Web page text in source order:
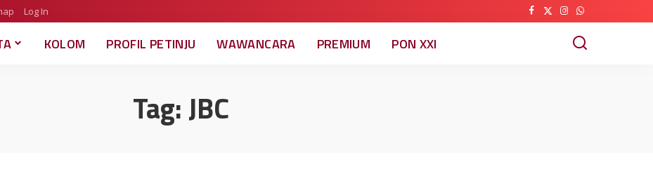
Log In
KOLOM PROFIL PETINJU WAWANCARA PREMIUM PON XXI
Tag:JBC